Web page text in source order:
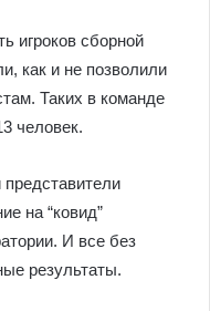
игроков сборной
как и не позволили
Таких в команде
человек.
на “ковид”
И все без
результаты.